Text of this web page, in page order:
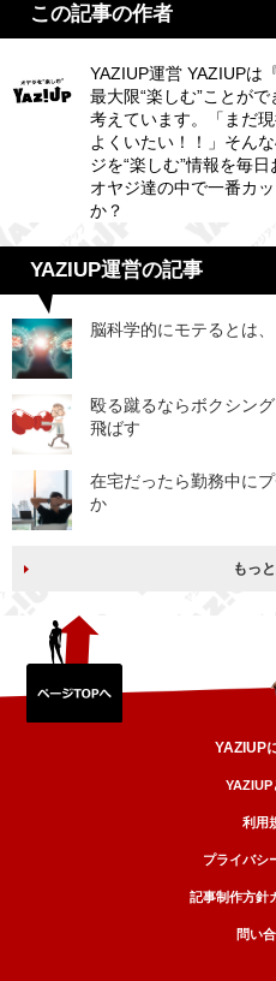
この記事の作者
YAZIUP運営 YAZIUPは
最大限“楽しむ”ことが
考えています。「まだ
よくいたい！！」そん
ジを“楽しむ”情報を毎
オヤジ達の中で一番カ
か？
YAZIUP運営の記事
脳科学的にモテるとは
殴る蹴るならボクシン
飛ばす
在宅だったら勤務中に
か
もっ
YAZIUP
YAZIUP
利用
プライバシ
記事制作方針
問い